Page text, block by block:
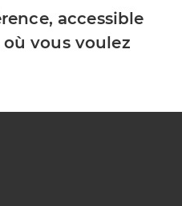
accessible
vous voulez